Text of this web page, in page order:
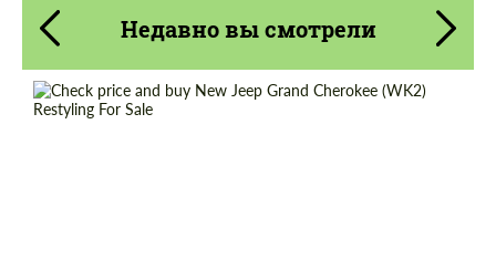
Недавно вы смотрели
Cогласиться на обработку
Cогласиться на обработку